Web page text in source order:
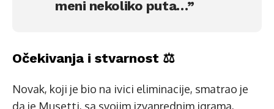
meni nekoliko puta…”
Očekivanja i stvarnost ⚖️
Novak, koji je bio na ivici eliminacije, smatrao je
da je Musetti, sa svojim izvanrednim igrama,